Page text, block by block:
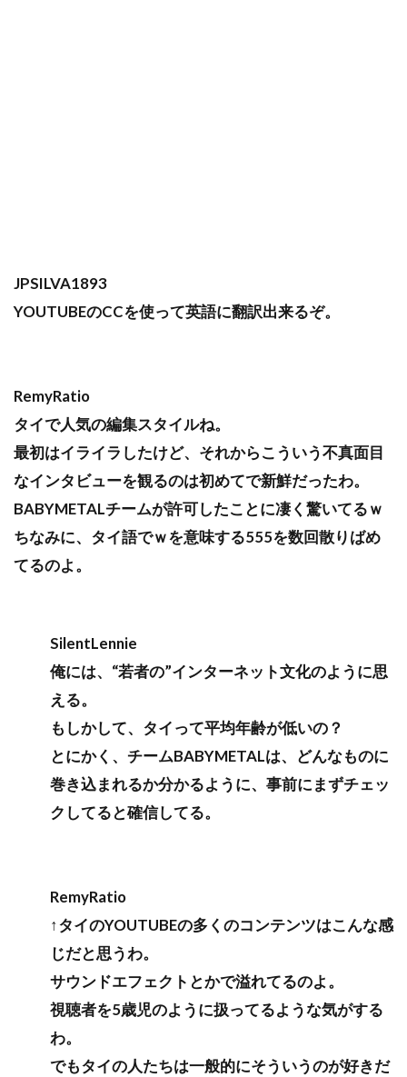
JPSILVA1893
YOUTUBEのCCを使って英語に翻訳出来るぞ。
RemyRatio
タイで人気の編集スタイルね。
最初はイライラしたけど、それからこういう不真面目
なインタビューを観るのは初めてで新鮮だったわ。
BABYMETALチームが許可したことに凄く驚いてるｗ
ちなみに、タイ語でｗを意味する555を数回散りばめ
てるのよ。
SilentLennie
俺には、“若者の”インターネット文化のように思
える。
もしかして、タイって平均年齢が低いの？
とにかく、チームBABYMETALは、どんなものに
巻き込まれるか分かるように、事前にまずチェッ
クしてると確信してる。
RemyRatio
↑タイのYOUTUBEの多くのコンテンツはこんな感
じだと思うわ。
サウンドエフェクトとかで溢れてるのよ。
視聴者を5歳児のように扱ってるような気がする
わ。
でもタイの人たちは一般的にそういうのが好きだ